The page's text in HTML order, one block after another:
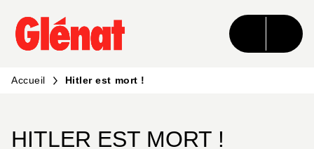
MENU RECHERCHE CONTENU
PIED DE PAGE
Accueil Hitler est mort !
HITLER EST MORT !